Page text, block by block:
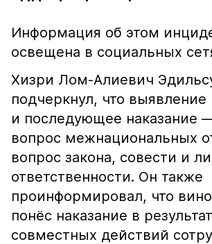
Информация об этом
освещена в социальных
Хизри Лом-Алиевич
подчеркнул, что
и последующее наказание
вопрос межнациональных
вопрос закона, совести и
ответственности. Он также
проинформировал, что
понёс наказание в
совместных действий